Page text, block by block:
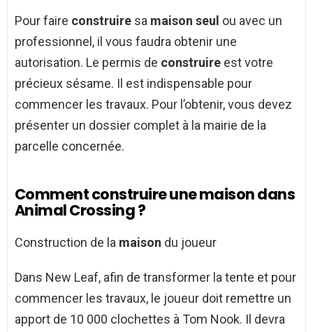
Pour faire construire sa maison seul ou avec un
professionnel, il vous faudra obtenir une
autorisation. Le permis de construire est votre
précieux sésame. Il est indispensable pour
commencer les travaux. Pour l’obtenir, vous devez
présenter un dossier complet à la mairie de la
parcelle concernée.
Comment construire une maison dans
Animal Crossing ?
Construction de la maison du joueur
Dans New Leaf, afin de transformer la tente et pour
commencer les travaux, le joueur doit remettre un
apport de 10 000 clochettes à Tom Nook. Il devra